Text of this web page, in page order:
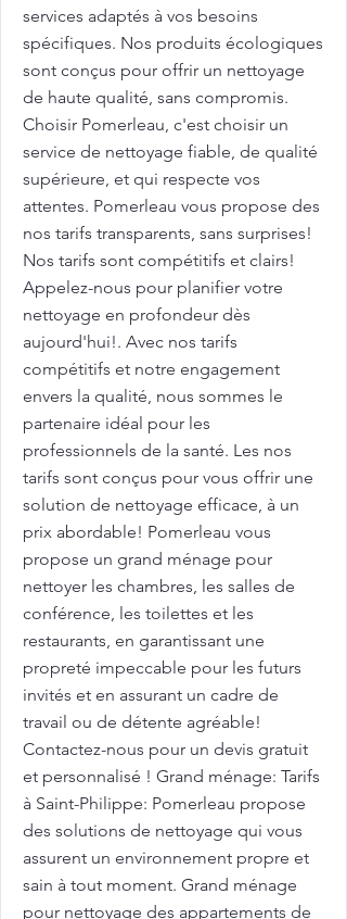
services adaptés à vos besoins
spécifiques. Nos produits écologiques
sont conçus pour offrir un nettoyage
de haute qualité, sans compromis.
Choisir Pomerleau, c'est choisir un
service de nettoyage fiable, de qualité
supérieure, et qui respecte vos
attentes. Pomerleau vous propose des
nos tarifs transparents, sans surprises!
Nos tarifs sont compétitifs et clairs!
Appelez-nous pour planifier votre
nettoyage en profondeur dès
aujourd'hui!. Avec nos tarifs
compétitifs et notre engagement
envers la qualité, nous sommes le
partenaire idéal pour les
professionnels de la santé. Les nos
tarifs sont conçus pour vous offrir une
solution de nettoyage efficace, à un
prix abordable! Pomerleau vous
propose un grand ménage pour
nettoyer les chambres, les salles de
conférence, les toilettes et les
restaurants, en garantissant une
propreté impeccable pour les futurs
invités et en assurant un cadre de
travail ou de détente agréable!
Contactez-nous pour un devis gratuit
et personnalisé ! Grand ménage: Tarifs
à Saint-Philippe: Pomerleau propose
des solutions de nettoyage qui vous
assurent un environnement propre et
sain à tout moment. Grand ménage
pour nettoyage des appartements de